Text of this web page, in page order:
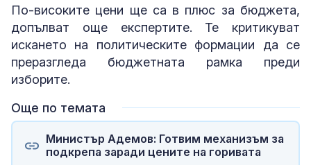
По-високите цени ще са в плюс за бюджета,
допълват още експертите. Те критикуват
искането на политическите формации да се
преразгледа бюджетната рамка преди
изборите.
Още по темата
Министър Адемов: Готвим механизъм за
подкрепа заради цените на горивата